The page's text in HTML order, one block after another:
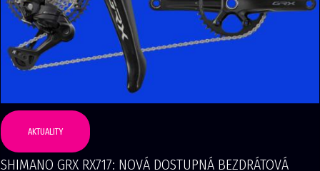
AKTUALITY
SHIMANO GRX RX717: NOVÁ DOSTUPNÁ BEZDRÁTOVÁ